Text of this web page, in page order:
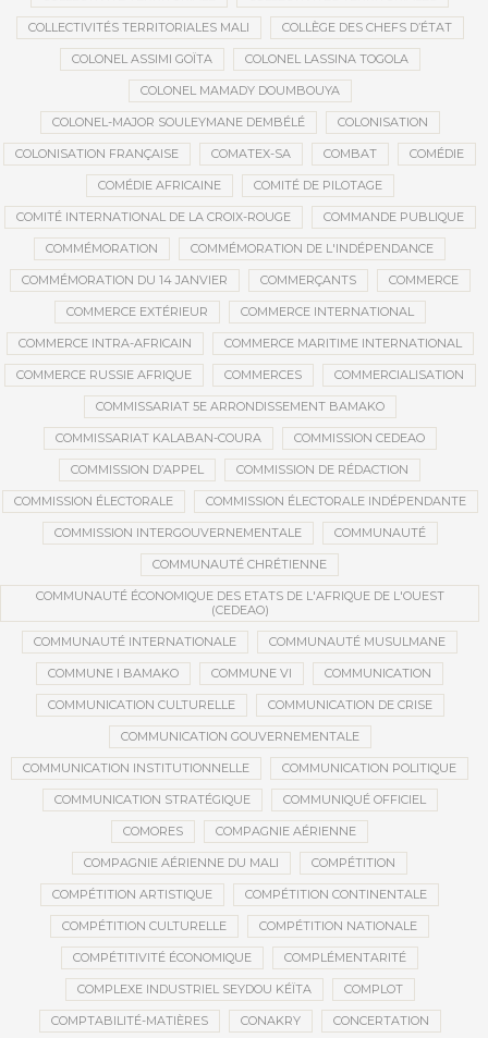
COLLECTIVITÉS TERRITORIALES MALI COLLÈGE DES CHEFS D’ÉTAT
COLONEL ASSIMI GOÏTA COLONEL LASSINA TOGOLA
COLONEL MAMADY DOUMBOUYA
COLONEL-MAJOR SOULEYMANE DEMBÉLÉ COLONISATION
COLONISATION FRANÇAISE COMATEX-SA COMBAT COMÉDIE
COMÉDIE AFRICAINE COMITÉ DE PILOTAGE
COMITÉ INTERNATIONAL DE LA CROIX-ROUGE COMMANDE PUBLIQUE
COMMÉMORATION COMMÉMORATION DE L'INDÉPENDANCE
COMMÉMORATION DU 14 JANVIER COMMERÇANTS COMMERCE
COMMERCE EXTÉRIEUR COMMERCE INTERNATIONAL
COMMERCE INTRA-AFRICAIN COMMERCE MARITIME INTERNATIONAL
COMMERCE RUSSIE AFRIQUE COMMERCES COMMERCIALISATION
COMMISSARIAT 5E ARRONDISSEMENT BAMAKO
COMMISSARIAT KALABAN-COURA COMMISSION CEDEAO
COMMISSION D’APPEL COMMISSION DE RÉDACTION
COMMISSION ÉLECTORALE COMMISSION ÉLECTORALE INDÉPENDANTE
COMMISSION INTERGOUVERNEMENTALE COMMUNAUTÉ
COMMUNAUTÉ CHRÉTIENNE
COMMUNAUTÉ ÉCONOMIQUE DES ETATS DE L'AFRIQUE DE L'OUEST
(CEDEAO)
COMMUNAUTÉ INTERNATIONALE COMMUNAUTÉ MUSULMANE
COMMUNE I BAMAKO COMMUNE VI COMMUNICATION
COMMUNICATION CULTURELLE COMMUNICATION DE CRISE
COMMUNICATION GOUVERNEMENTALE
COMMUNICATION INSTITUTIONNELLE COMMUNICATION POLITIQUE
COMMUNICATION STRATÉGIQUE COMMUNIQUÉ OFFICIEL
COMORES COMPAGNIE AÉRIENNE
COMPAGNIE AÉRIENNE DU MALI COMPÉTITION
COMPÉTITION ARTISTIQUE COMPÉTITION CONTINENTALE
COMPÉTITION CULTURELLE COMPÉTITION NATIONALE
COMPÉTITIVITÉ ÉCONOMIQUE COMPLÉMENTARITÉ
COMPLEXE INDUSTRIEL SEYDOU KÉÏTA COMPLOT
COMPTABILITÉ-MATIÈRES CONAKRY CONCERTATION